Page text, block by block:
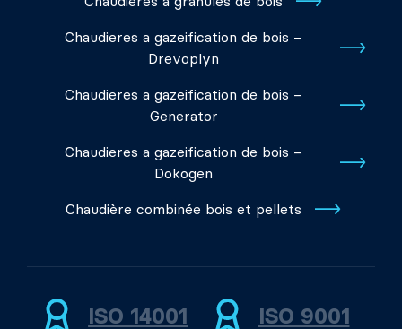
Chaudieres a gazeification de bois –
Drevoplyn
Chaudieres a gazeification de bois –
Generator
Chaudieres a gazeification de bois –
Dokogen
Chaudière combinée bois et pellets
ISO 14001 ISO 9001